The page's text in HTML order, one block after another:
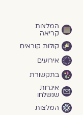
המלצות
קריאה
קולות קוראים
אירועים
בתקשורת
איגרות
שנשלחו
המלצות